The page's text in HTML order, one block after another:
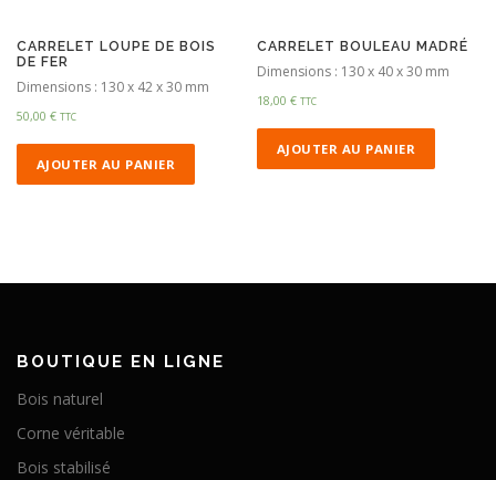
CARRELET LOUPE DE BOIS
DE FER
Dimensions : 130 x 42 x 30 mm
50,00 € TTC
AJOUTER AU PANIER
CARRELET BOULEAU MADRÉ
Dimensions : 130 x 40 x 30 mm
18,00€ TTC
AJOUTER AU PANIER
BOUTIQUE EN LIGNE
Bois naturel
Corne véritable
Bois stabilisé